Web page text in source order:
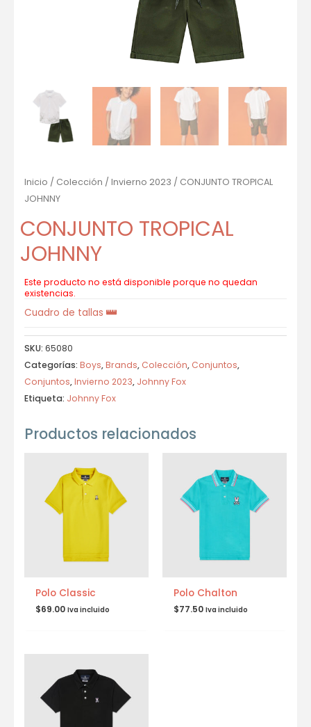
Inicio / Colección / Invierno 2023 / CONJUNTO TROPICAL
JOHNNY
CONJUNTO TROPICAL
JOHNNY
Este producto no está disponible porque no quedan
existencias.
Cuadro de tallas
SKU: 65080
Categorías: Boys,Brands, Colección, Conjuntos,
Conjuntos,Invierno 2023, Johnny Fox
Etiqueta: Johnny Fox
Productos relacionados
Polo Classic
$69.00 Iva incluido
Polo Chalton
$77.50 Iva incluido